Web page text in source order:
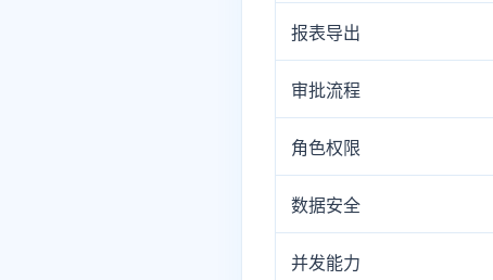
报表导出
审批流程
角色权限
数据安全
并发能力